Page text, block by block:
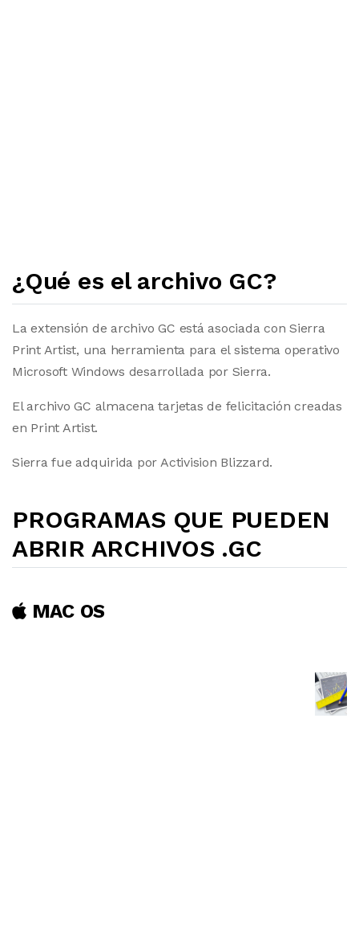
¿Qué es el archivo GC?
La extensión de archivo GC está asociada con Sierra
Print Artist, una herramienta para el sistema operativo
Microsoft Windows desarrollada por Sierra.
El archivo GC almacena tarjetas de felicitación creadas
en Print Artist.
Sierra fue adquirida por Activision Blizzard.
PROGRAMAS QUE PUEDEN
ABRIR ARCHIVOS .GC
MAC OS